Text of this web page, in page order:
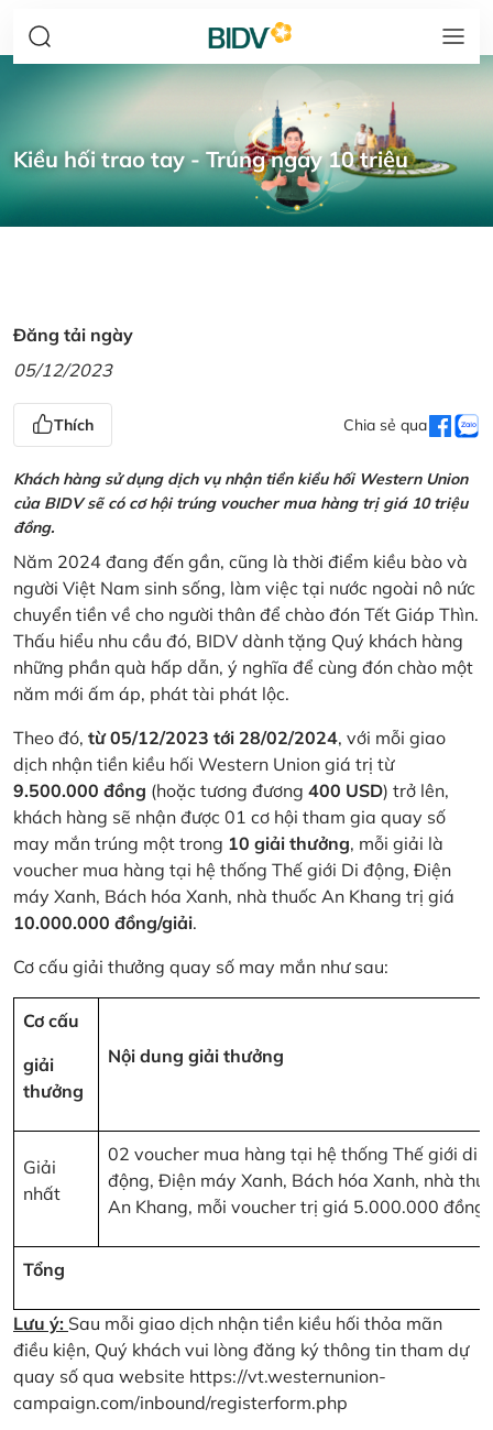
Kiều hối trao tay - Trúng ngay 10 triệu
Đăng tải ngày
05/12/2023
Thích Chia sẻ qua
Khách hàng sử dụng dịch vụ nhận tiền kiều hối Western Union
của BIDV sẽ có cơ hội trúng voucher mua hàng trị giá 10 triệu
đồng.
Năm 2024 đang đến gần, cũng là thời điểm kiều bào và
người Việt Nam sinh sống, làm việc tại nước ngoài nô nức
chuyển tiền về cho người thân để chào đón Tết Giáp Thìn.
Thấu hiểu nhu cầu đó, BIDV dành tặng Quý khách hàng
những phần quà hấp dẫn, ý nghĩa để cùng đón chào một
năm mới ấm áp, phát tài phát lộc.
Theo đó, từ 05/12/2023 tới 28/02/2024, với mỗi giao
dịch nhận tiền kiều hối Western Union giá trị từ
9.500.000 đồng (hoặc tương đương 400 USD) trở lên,
khách hàng sẽ nhận được 01 cơ hội tham gia quay số
may mắn trúng một trong 10 giải thưởng, mỗi giải là
voucher mua hàng tại hệ thống Thế giới Di động, Điện
máy Xanh, Bách hóa Xanh, nhà thuốc An Khang trị giá
10.000.000 đồng/giải.
Cơ cấu giải thưởng quay số may mắn như sau:
Cơ cấu
giải
thưởng
Nội dung giải thưởng
Giải
nhất
02 voucher mua hàng tại hệ thống Thế giới di
động, Điện máy Xanh, Bách hóa Xanh, nhà
An Khang, mỗi voucher trị giá 5.000.000 đồng
Tổng
Lưu ý: Sau mỗi giao dịch nhận tiền kiều hối thỏa mãn
điều kiện, Quý khách vui lòng đăng ký thông tin tham dự
quay số qua website https://vt.westernunion-
campaign.com/inbound/registerform.php